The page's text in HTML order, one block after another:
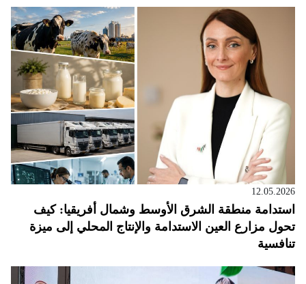
12.05.2026
استدامة منطقة الشرق الأوسط وشمال أفريقيا: كيف
تحول مزارع العين الاستدامة والإنتاج المحلي إلى ميزة
تنافسية